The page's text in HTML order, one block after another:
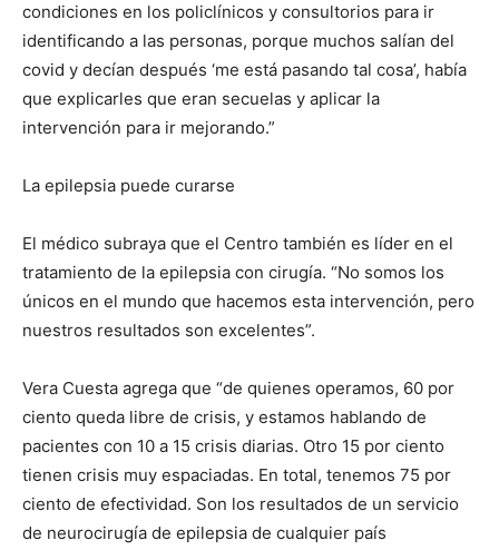
condiciones en los policlínicos y consultorios para ir
identificando a las personas, porque muchos salían del
covid y decían después ‘me está pasando tal cosa’, había
que explicarles que eran secuelas y aplicar la
intervención para ir mejorando.”
La epilepsia puede curarse
El médico subraya que el Centro también es líder en el
tratamiento de la epilepsia con cirugía. “No somos los
únicos en el mundo que hacemos esta intervención, pero
nuestros resultados son excelentes”.
Vera Cuesta agrega que “de quienes operamos, 60 por
ciento queda libre de crisis, y estamos hablando de
pacientes con 10 a 15 crisis diarias. Otro 15 por ciento
tienen crisis muy espaciadas. En total, tenemos 75 por
ciento de efectividad. Son los resultados de un servicio
de neurocirugía de epilepsia de cualquier país